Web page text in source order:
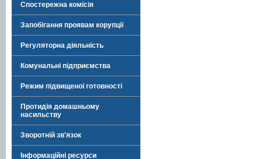
Спостережна комісія
Запобігання проявам корупції
Регуляторна діяльність
Комунальні підприємства
Режим підвищеної готовності
Протидія домашньому
насильству
Зворотній зв'язок
Інформаційні ресурси